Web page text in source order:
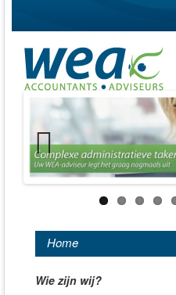
Previous
Home
Wie zijn wij?